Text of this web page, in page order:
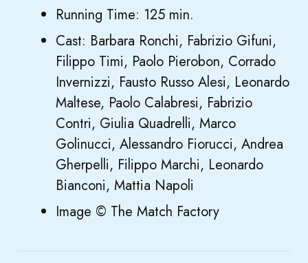
Running Time: 125 min.
Cast: Barbara Ronchi, Fabrizio Gifuni,
Filippo Timi, Paolo Pierobon, Corrado
Invernizzi, Fausto Russo Alesi, Leonardo
Maltese, Paolo Calabresi, Fabrizio
Contri, Giulia Quadrelli, Marco
Golinucci, Alessandro Fiorucci, Andrea
Gherpelli, Filippo Marchi, Leonardo
Bianconi, Mattia Napoli
Image © The Match Factory